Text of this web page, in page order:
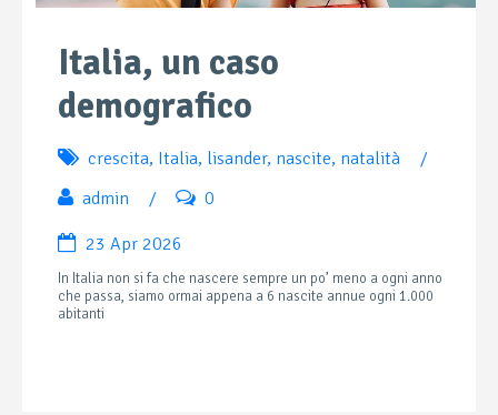
Italia, un caso
demografico
crescita, Italia, lisander, nascite, natalità
/
admin
/ 0
23 Apr 2026
In Italia non si fa che nascere sempre un po’ meno a ogni anno
che passa, siamo ormai appena a 6 nascite annue ogni 1.000
abitanti